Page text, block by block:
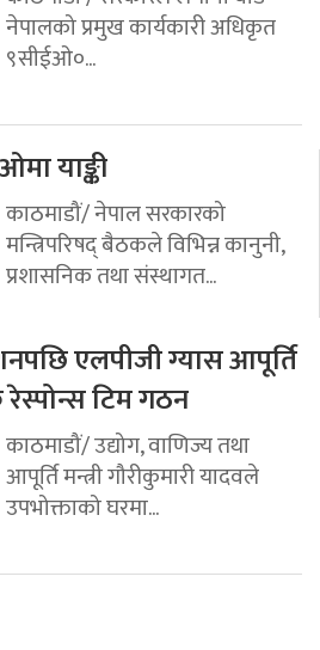
नेपालको प्रमुख कार्यकारी अधिकृत
९सीईओ०...
याङ्की
काठमाडौं/ नेपाल सरकारको
मन्त्रिपरिषद् बैठकले विभिन्न कानुनी,
प्रशासनिक तथा संस्थागत...
एलपीजी ग्यास आपूर्ति
टिम गठन
काठमाडौं/ उद्योग, वाणिज्य तथा
आपूर्ति मन्त्री गौरीकुमारी यादवले
उपभोक्ताको घरमा...